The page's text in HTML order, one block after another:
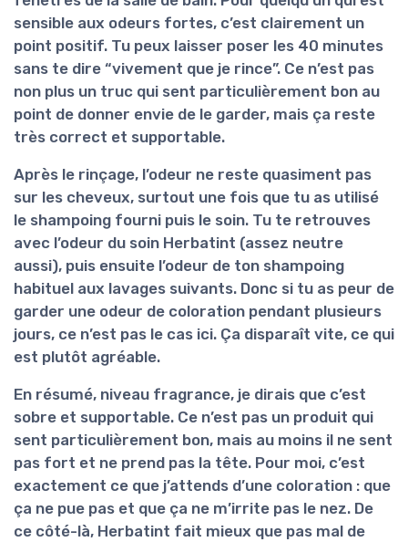
sensible aux odeurs fortes, c’est clairement un
point positif. Tu peux laisser poser les 40 minutes
sans te dire “vivement que je rince”. Ce n’est pas
non plus un truc qui sent particulièrement bon au
point de donner envie de le garder, mais ça reste
très correct et supportable.
Après le rinçage, l’odeur ne reste quasiment pas
sur les cheveux, surtout une fois que tu as utilisé
le shampoing fourni puis le soin. Tu te retrouves
avec l’odeur du soin Herbatint (assez neutre
aussi), puis ensuite l’odeur de ton shampoing
habituel aux lavages suivants. Donc si tu as peur de
garder une odeur de coloration pendant plusieurs
jours, ce n’est pas le cas ici. Ça disparaît vite, ce qui
est plutôt agréable.
En résumé, niveau fragrance, je dirais que c’est
sobre et supportable. Ce n’est pas un produit qui
sent particulièrement bon, mais au moins il ne sent
pas fort et ne prend pas la tête. Pour moi, c’est
exactement ce que j’attends d’une coloration : que
ça ne pue pas et que ça ne m’irrite pas le nez. De
ce côté-là, Herbatint fait mieux que pas mal de